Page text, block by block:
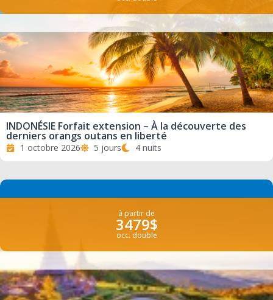
INDONÉSIE Forfait extension – À la découverte des
derniers orangs outans en liberté
1 octobre 2026 5 jours 4 nuits
à partir de
3479$
occ. double